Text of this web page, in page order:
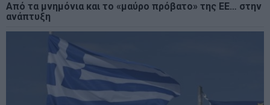
Από τα μνημόνια και το «μαύρο πρόβατο» της ΕΕ… στην
ανάπτυξη